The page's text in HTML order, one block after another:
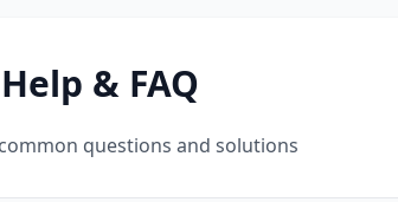
& FAQ
questions and solutions